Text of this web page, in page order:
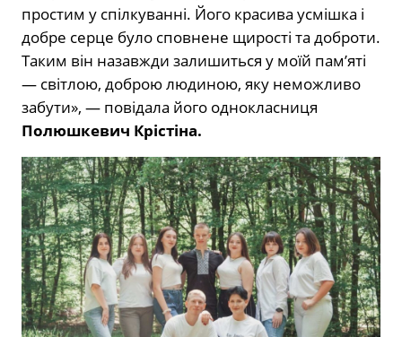
простим у спілкуванні. Його красива усмішка і
добре серце було сповнене щирості та доброти.
Таким він назавжди залишиться у моїй пам’яті
— світлою, доброю людиною, яку неможливо
забути», — повідала його однокласниця
Полюшкевич Крістіна.